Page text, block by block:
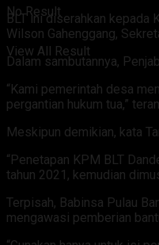
No Result
View All Result
BLT ini diserahkan kepada
Wilson Gahenggang,
Dalam sambutannya,
“Kami pemerintah desa
pergantian hukum tua,”
Meskipun demikian, kata
“Penetapan KPM BLT
tahun 2021, kemudian
Terpisah, Babinsa Pulau
mengawasi pemberian